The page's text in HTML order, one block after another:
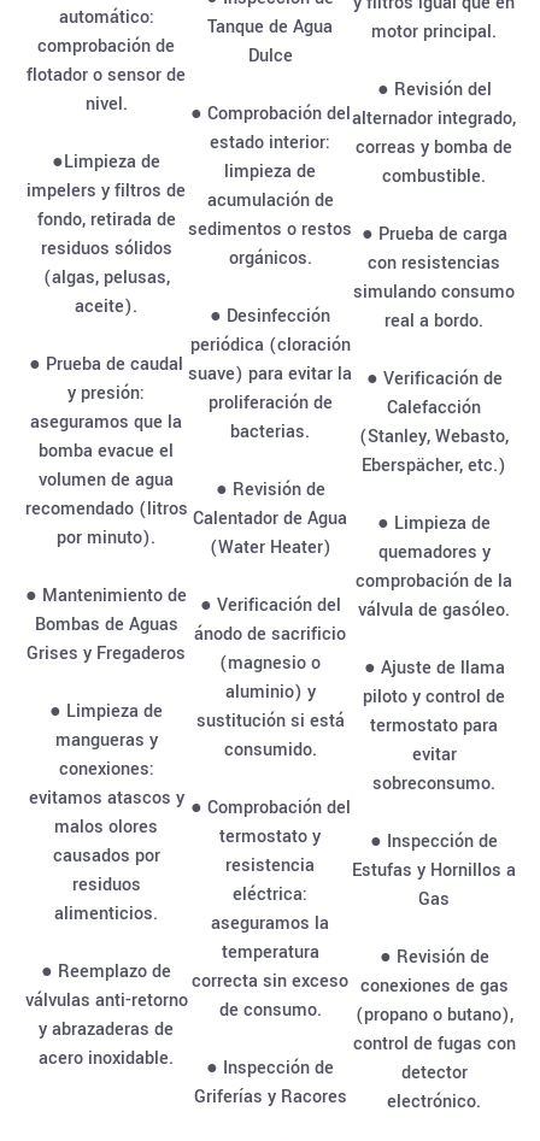
automático:
comprobación de
flotador o sensor de
nivel.
●Limpieza de
impelers y filtros de
fondo, retirada de
residuos sólidos
(algas, pelusas,
aceite).
● Prueba de caudal
y presión:
aseguramos que la
bomba evacue el
volumen de agua
recomendado (litros
por minuto).
● Mantenimiento de
Bombas de Aguas
Grises y Fregaderos
● Limpieza de
mangueras y
conexiones:
evitamos atascos y
malos olores
causados por
residuos
alimenticios.
● Reemplazo de
válvulas anti-retorno
y abrazaderas de
acero inoxidable.
Tanque de Agua
Dulce
● Comprobación del
estado interior:
limpieza de
acumulación de
sedimentos o restos
orgánicos.
● Desinfección
periódica (cloración
suave) para evitar la
proliferación de
bacterias.
● Revisión de
Calentador de Agua
(Water Heater)
● Verificación del
ánodo de sacrificio
(magnesio o
aluminio) y
sustitución si está
consumido.
● Comprobación del
termostato y
resistencia
eléctrica:
aseguramos la
temperatura
correcta sin exceso
de consumo.
● Inspección de
Griferías y Racores
motor principal.
● Revisión del
alternador integrado,
correas y bomba de
combustible.
● Prueba de carga
con resistencias
simulando consumo
real a bordo.
● Verificación de
Calefacción
(Stanley, Webasto,
Eberspächer, etc.)
● Limpieza de
quemadores y
comprobación de la
válvula de gasóleo.
● Ajuste de llama
piloto y control de
termostato para
evitar
sobreconsumo.
● Inspección de
Estufas y Hornillos a
Gas
● Revisión de
conexiones de gas
(propano o butano),
control de fugas con
detector
electrónico.